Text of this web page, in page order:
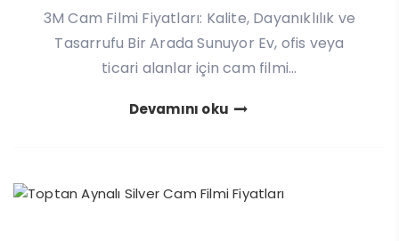
3M Cam Filmi Fiyatları: Kalite, Dayanıklılık ve
Tasarrufu Bir Arada Sunuyor Ev, ofis veya
ticari alanlar için cam filmi...
Devamını oku